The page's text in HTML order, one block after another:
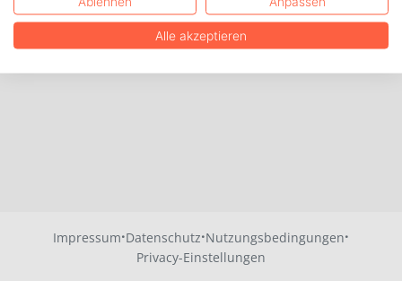
Impressum·Datenschutz·Nutzungsbedingungen·
Privacy-Einstellungen
Alle akzeptieren